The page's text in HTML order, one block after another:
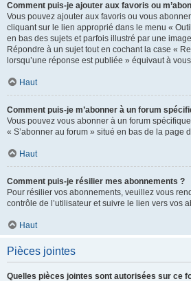
Comment puis-je ajouter aux favoris ou
Vous pouvez ajouter aux favoris ou vous
cliquant sur le lien approprié dans le menu «
en bas des sujets et parfois illustré par une
Répondre à un sujet tout en cochant la case «
lorsqu’une réponse est publiée » équivaut à
Haut
Comment puis-je m’abonner à un forum
Vous pouvez vous abonner à un forum
« S’abonner au forum » situé en bas de la page
Haut
Comment puis-je résilier mes abonnements ?
Pour résilier vos abonnements, veuillez vous
contrôle de l’utilisateur et suivre le lien vers vos
Haut
Pièces jointes
Quelles pièces jointes sont autorisées sur ce